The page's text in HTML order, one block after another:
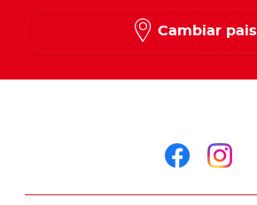
Cambiar pais